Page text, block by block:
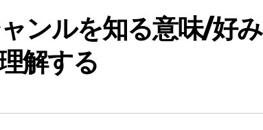
ンルを知る意味/好み
解する